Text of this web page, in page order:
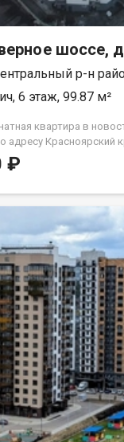
шоссе,
р-н
6 этаж, 99.87 м²
квартира в
адресу Красноярский
Северное шоссе, д.
жилья-комфорт. Общая
площадки для
с домом. Удобная
Квартира подходит
₽